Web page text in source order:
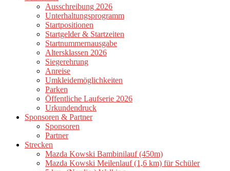
Ausschreibung 2026
Unterhaltungsprogramm
Startpositionen
Startgelder & Startzeiten
Startnummernausgabe
Altersklassen 2026
Siegerehrung
Anreise
Umkleidemöglichkeiten
Parken
Öffentliche Laufserie 2026
Urkundendruck
Sponsoren & Partner
Sponsoren
Partner
Strecken
Mazda Kowski Bambinilauf (450m)
Mazda Kowski Meilenlauf (1,6 km) für Schüler